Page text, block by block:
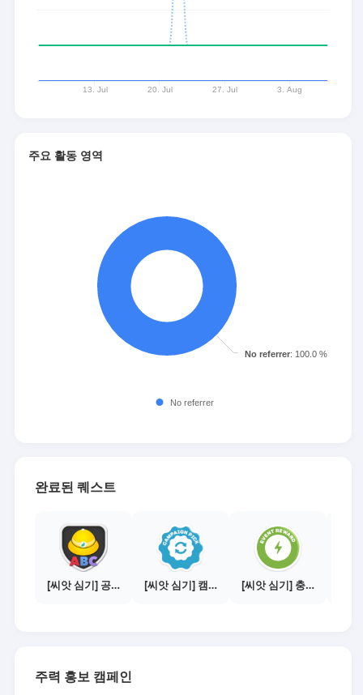
주요 활동 영역
완료된 퀘스트
[씨앗 심기] 공지보기 - 새내기 필수 주의사항 [씨앗 심기] 캠페인 전환하기 [씨앗 심기] 충전소에서 이벤트 1건 이상 참여하기
주력 홍보 캠페인